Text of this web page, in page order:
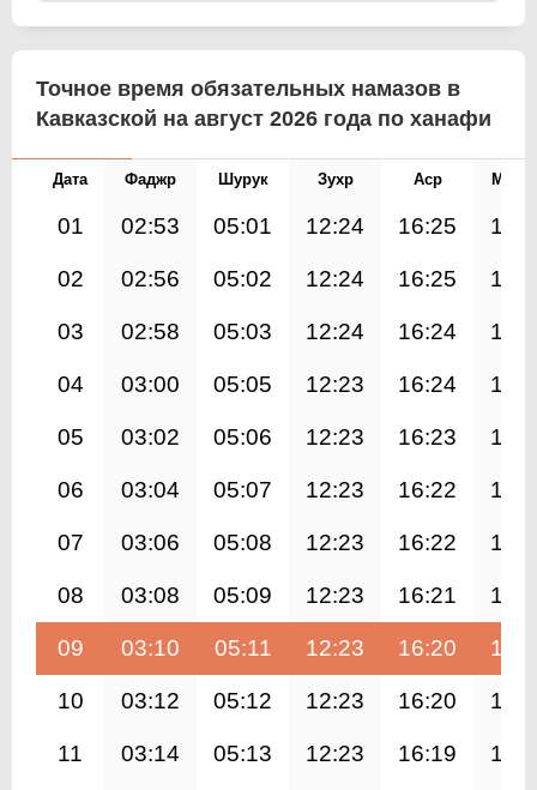
Точное время обязательных намазов в
Кавказской на август 2026 года по ханафи
Дата Фаджр Шурук Зухр Аср
01 02:53 05:01 12:24 16:25
02 02:56 05:02 12:24 16:25
03 02:58 05:03 12:24 16:24
04 03:00 05:05 12:23 16:24
05 03:02 05:06 12:23 16:23
06 03:04 05:07 12:23 16:22
07 03:06 05:08 12:23 16:22
08 03:08 05:09 12:23 16:21
09 03:10 05:11 12:23 16:20
10 03:12 05:12 12:23 16:20
11 03:14 05:13 12:23 16:19